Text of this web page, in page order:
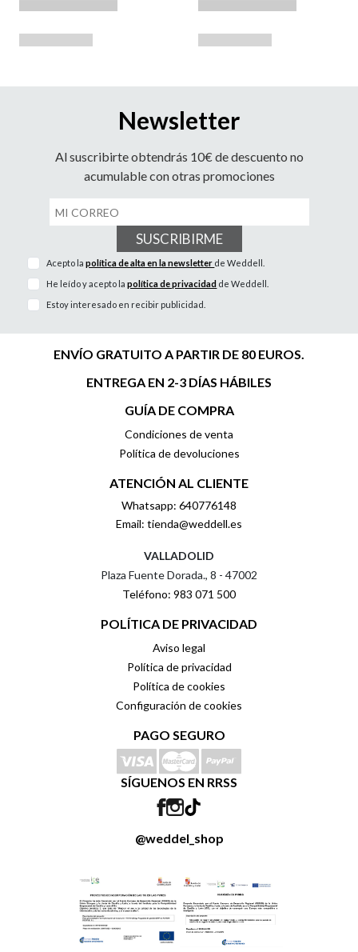
Newsletter
Al suscribirte obtendrás 10€ de descuento no
acumulable con otras promociones
SUSCRIBIRME
Acepto lapolítica de alta en la newsletter de Weddell.
He leído y acepto lapolítica de privacidad de Weddell.
Estoy interesado en recibir publicidad.
ENVÍO GRATUITO A PARTIR DE 80 EUROS.
ENTREGA EN 2-3 DÍAS HÁBILES
GUÍA DE COMPRA
Condiciones de venta
Política de devoluciones
ATENCIÓN AL CLIENTE
Whatsapp: 640776148
Email: tienda@weddell.es
VALLADOLID
Plaza Fuente Dorada., 8 - 47002
Teléfono: 983 071 500
POLÍTICA DE PRIVACIDAD
Aviso legal
Política de privacidad
Política de cookies
Configuración de cookies
PAGO SEGURO
SÍGUENOS EN RRSS
@weddel_shop